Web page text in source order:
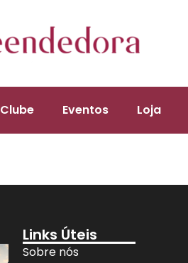
Clube Eventos Loja
Links Úteis
Sobre nós